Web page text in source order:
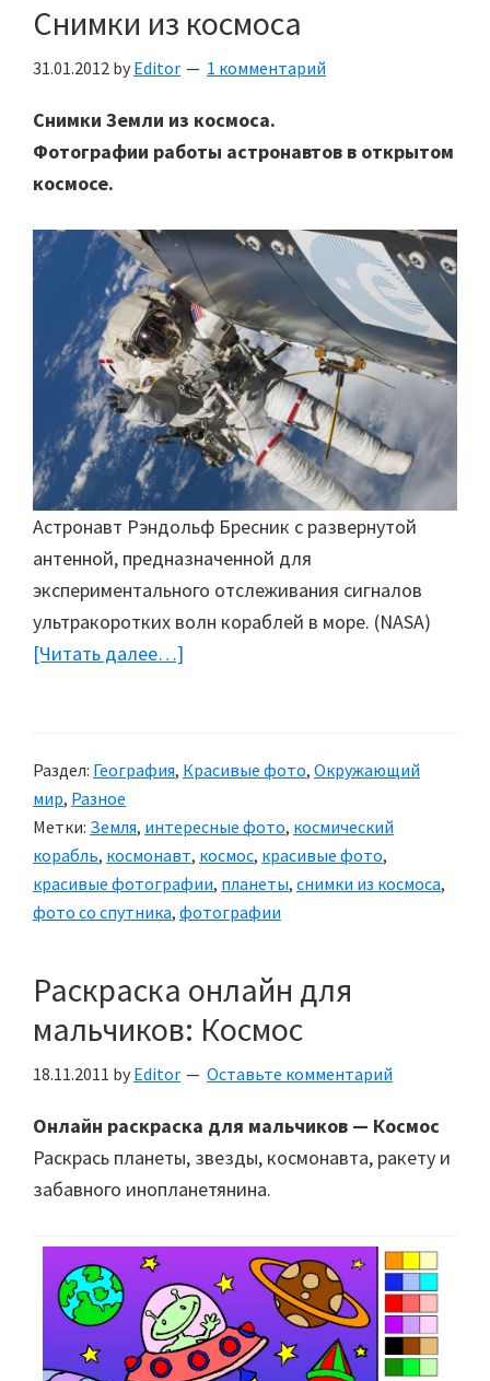
Снимки из космоса
31.01.2012 by Editor 1 комментарий
Снимки Земли из космоса.
Фотографии работы астронавтов в открытом
космосе.
Астронавт Рэндольф Бресник с развернутой
антенной, предназначенной для
экспериментального отслеживания сигналов
ультракоротких волн кораблей в море. (NASA)
[Читать далее…]
Раздел: География, Красивые фото, Окружающий
мир, Разное
Метки: Земля, интересные фото, космический
корабль, космонавт, космос, красивые фото,
красивые фотографии, планеты, снимки из космоса,
фото со спутника, фотографии
Раскраска онлайн для
мальчиков: Космос
18.11.2011 by Editor Оставьте комментарий
Онлайн раскраска для мальчиков — Космос
Раскрась планеты, звезды, космонавта, ракету и
забавного инопланетянина.